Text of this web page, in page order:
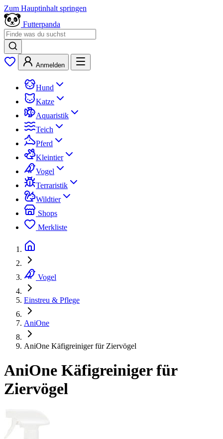
Zum Hauptinhalt springen
Futterpanda
Anmelden
Hund
Katze
Aquaristik
Teich
Pferd
Kleintier
Vogel
Terraristik
Wildtier
Shops
Merkliste
Vogel
Einstreu & Pflege
AniOne
AniOne Käfigreiniger für Ziervögel
AniOne Käfigreiniger für
Ziervögel